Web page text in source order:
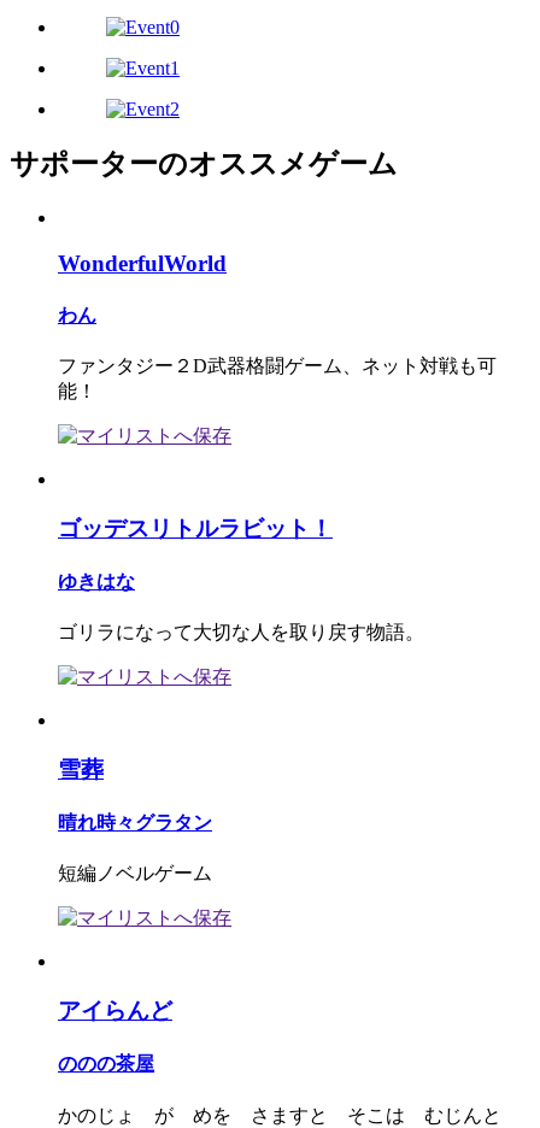
サポーターのオススメゲーム
WonderfulWorld
わん
ファンタジー２D武器格闘ゲーム、ネット対戦も可
能！
ゴッデスリトルラビット！
ゆきはな
ゴリラになって大切な人を取り戻す物語。
雪葬
晴れ時々グラタン
短編ノベルゲーム
アイらんど
ののの茶屋
かのじょ が めを さますと そこは むじんと